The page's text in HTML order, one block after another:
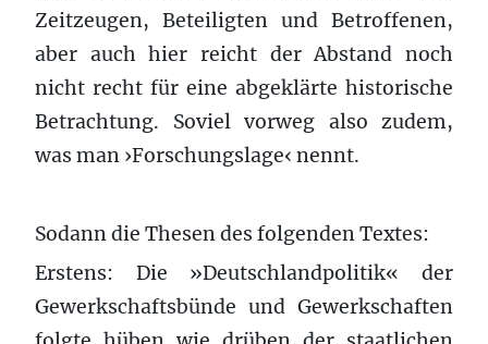
Zeitzeugen, Beteiligten und Betroffenen,
aber auch hier reicht der Abstand noch
nicht recht für eine abgeklärte historische
Betrachtung. Soviel vorweg also zudem,
was man ›Forschungslage‹ nennt.
Sodann die Thesen des folgenden Textes:
Erstens: Die »Deutschlandpolitik« der
Gewerkschaftsbünde und Gewerkschaften